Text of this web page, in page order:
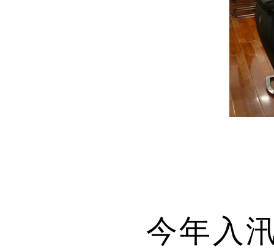
今年入汛